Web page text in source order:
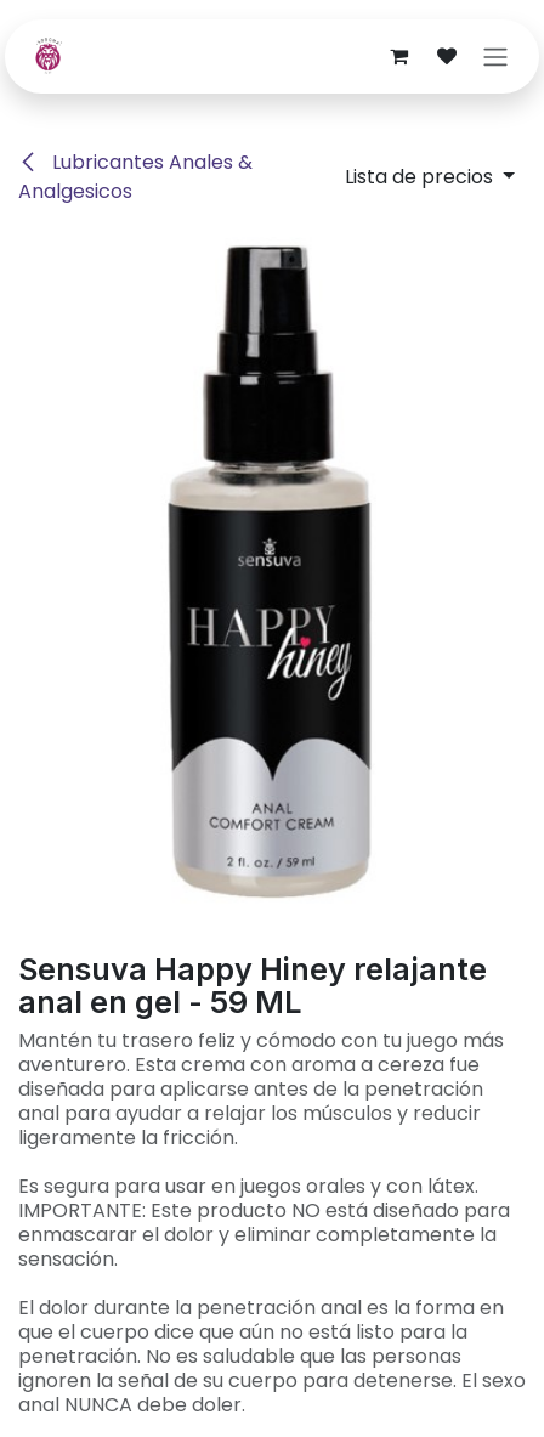
Lubricantes Anales &
Analgesicos
Lista de precios
Sensuva Happy Hiney relajante
anal en gel - 59 ML
Mantén tu trasero feliz y cómodo con tu juego más
aventurero. Esta crema con aroma a cereza fue
diseñada para aplicarse antes de la penetración
anal para ayudar a relajar los músculos y reducir
ligeramente la fricción.
Es segura para usar en juegos orales y con látex.
IMPORTANTE: Este producto NO está diseñado para
enmascarar el dolor y eliminar completamente la
sensación.
El dolor durante la penetración anal es la forma en
que el cuerpo dice que aún no está listo para la
penetración. No es saludable que las personas
ignoren la señal de su cuerpo para detenerse. El sexo
anal NUNCA debe doler.